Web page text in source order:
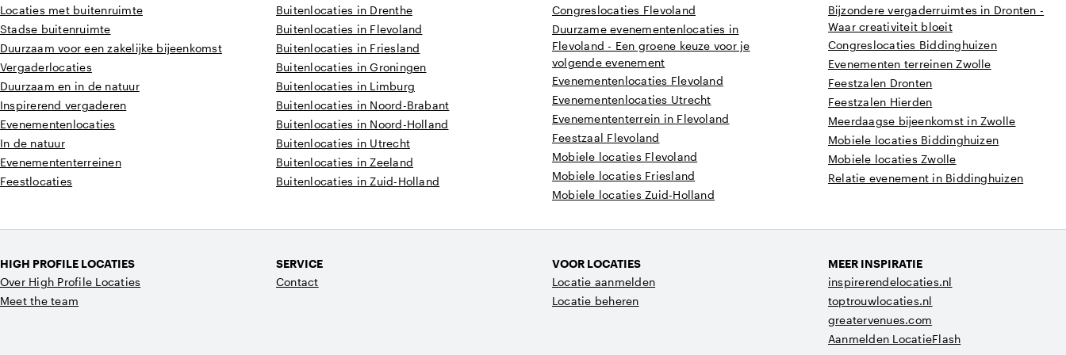
Locaties met buitenruimte
Stadse buitenruimte
Duurzaam voor een zakelijke bijeenkomst
Vergaderlocaties
Duurzaam en in de natuur
Inspirerend vergaderen
Evenementenlocaties
In de natuur
Evenemententerreinen
Feestlocaties
Buitenlocaties in Drenthe
Buitenlocaties in Flevoland
Buitenlocaties in Friesland
Buitenlocaties in Groningen
Buitenlocaties in Limburg
Buitenlocaties in Noord-Brabant
Buitenlocaties in Noord-Holland
Buitenlocaties in Utrecht
Buitenlocaties in Zeeland
Buitenlocaties in Zuid-Holland
Congreslocaties Flevoland
Duurzame evenementenlocaties in
Flevoland - Een groene keuze voor je
volgende evenement
Evenementenlocaties Flevoland
Evenementenlocaties Utrecht
Evenemententerrein in Flevoland
Feestzaal Flevoland
Mobiele locaties Flevoland
Mobiele locaties Friesland
Mobiele locaties Zuid-Holland
Bijzondere vergaderruimtes in Dronten -
Waar creativiteit bloeit
Congreslocaties Biddinghuizen
Evenementen terreinen Zwolle
Feestzalen Dronten
Feestzalen Hierden
Meerdaagse bijeenkomst in Zwolle
Mobiele locaties Biddinghuizen
Mobiele locaties Zwolle
Relatie evenement in Biddinghuizen
HIGH PROFILE LOCATIES
Over High Profile Locaties
Meet the team
SERVICE
Contact
VOOR LOCATIES
Locatie aanmelden
Locatie beheren
MEER INSPIRATIE
inspirerendelocaties.nl
toptrouwlocaties.nl
greatervenues.com
Aanmelden LocatieFlash